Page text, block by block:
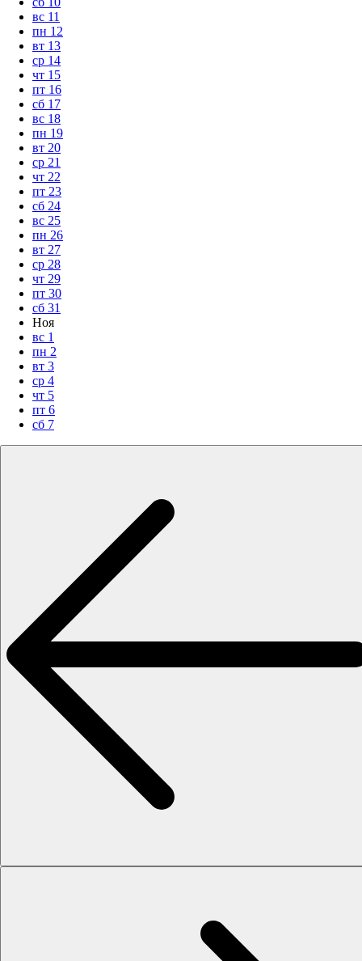
вс 11
пн 12
вт 13
ср 14
чт 15
пт 16
сб 17
вс 18
пн 19
вт 20
ср 21
чт 22
пт 23
сб 24
вс 25
пн 26
вт 27
ср 28
чт 29
пт 30
сб 31
Ноя
вс 1
пн 2
вт 3
ср 4
чт 5
пт 6
сб 7